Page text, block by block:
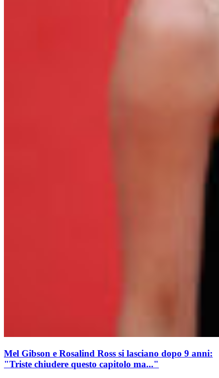
Mel Gibson e Rosalind Ross si lasciano dopo 9 anni:
"Triste chiudere questo capitolo ma..."